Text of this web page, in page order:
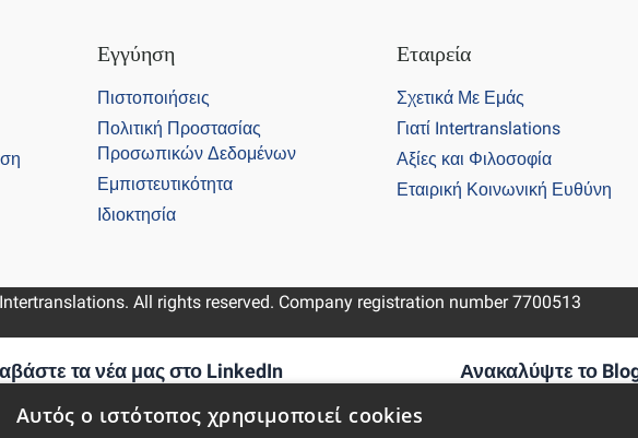
Εγγύηση
Πιστοποιήσεις
Πολιτική Προστασίας
Προσωπικών Δεδομένων
Εμπιστευτικότητα
Ιδιοκτησία
Εταιρεία
Σχετικά Με Εμάς
Γιατί Intertranslations
Αξίες και Φιλοσοφία
Εταιρική Κοινωνική Ευθύνη
All rights reserved. Company registration number 7700513
τα νέα μας στο LinkedIn
ομιλούμενων γλωσσών στον κόσμο σήμερα
Ανακαλύψτε το
Αυτός ο ιστότοπος χρησιμοποιεί cookies